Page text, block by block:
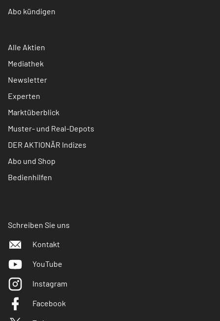
Abo kündigen
Alle Aktien
Mediathek
Newsletter
Experten
Marktüberblick
Muster- und Real-Depots
DER AKTIONÄR Indizes
Abo und Shop
Bedienhilfen
Schreiben Sie uns
Kontakt
YouTube
Instagram
Facebook